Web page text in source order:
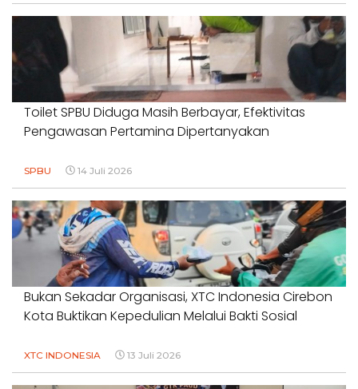
Toilet SPBU Diduga Masih Berbayar, Efektivitas
Pengawasan Pertamina Dipertanyakan
SPBU 14 Juli 2026
Bukan Sekadar Organisasi, XTC Indonesia Cirebon
Kota Buktikan Kepedulian Melalui Bakti Sosial
XTC INDONESIA 13 Juli 2026